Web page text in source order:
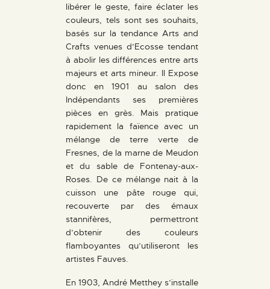
libérer le geste, faire éclater les
couleurs, tels sont ses souhaits,
basés sur la tendance Arts and
Crafts venues d’Ecosse tendant
à abolir les différences entre arts
majeurs et arts mineur. Il Expose
donc en 1901 au salon des
Indépendants ses premières
pièces en grès. Mais pratique
rapidement la faïence avec un
mélange de terre verte de
Fresnes, de la marne de Meudon
et du sable de Fontenay-aux-
Roses. De ce mélange nait à la
cuisson une pâte rouge qui,
recouverte par des émaux
stannifères, permettront
d’obtenir des couleurs
flamboyantes qu’utiliseront les
artistes Fauves.
En 1903, André Metthey s’installe